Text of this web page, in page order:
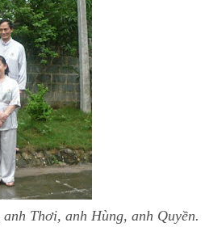
Thơi, anh Hùng, anh Quyền.